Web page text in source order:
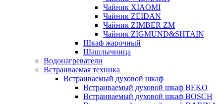
Чайник XIAOMI
Чайник ZEIDAN
Чайник ZIMBER ZM
Чайник ZIGMUND&SHTAIN
Шкаф жарочный
Шашлычница
Водонагреватели
Встраиваемая техника
Встраиваемый духовой шкаф
Встраиваемый духовой шкаф BEKO
Встраиваемый духовой шкаф BOSCH